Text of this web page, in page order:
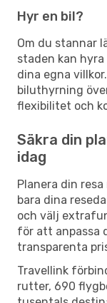
Hyr en bil?
Om du stannar
staden kan
dina egna
biluthyrning
flexibilitet och
Säkra din
idag
Planera din
bara dina
och välj
för att anpassa
transparenta
Travellink
rutter, 690